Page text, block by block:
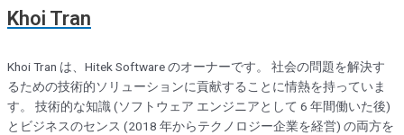
Khoi Tran
Khoi Tran は、Hitek Software のオーナーです。 社会の問題を解決す
るための技術的ソリューションに貢献することに情熱を持っていま
す。 技術的な知識 (ソフトウェア エンジニアとして 6 年間働いた後)
とビジネスのセンス (2018 年からテクノロジー企業を経営) の両方を